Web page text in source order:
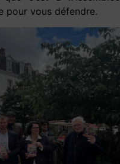
pour vous défendre.